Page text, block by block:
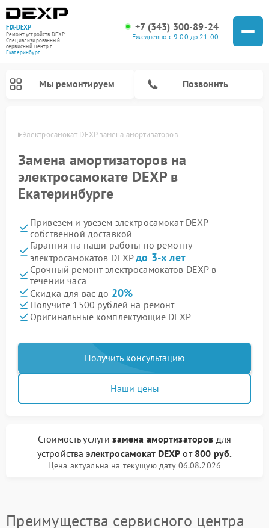
FIX-DEXP
Ремонт устройств DEXP
Специализированный
cервисный центр г.
Екатеринбург
+7 (343) 300-89-24
Ежедневно с 9:00 до 21:00
Мы ремонтируем Позвонить
Электросамокат DEXP замена амортизаторов
Замена амортизаторов на
электросамокате DEXP в
Екатеринбурге
Привезем и увезем электросамокат DEXP
собственной доставкой
Гарантия на наши работы по ремонту
электросамокатов DEXPдо 3-х лет
Срочный ремонт электросамокатов DEXP в
течении часа
Скидка для вас до 20%
Получите 1500 рублей на ремонт
Оригинальные комплектующие DEXP
Получить консультацию
Наши цены
Стоимость услугизамена амортизаторов для
устройстваэлектросамокат DEXP от 800 руб.
Цена актуальна на текущую дату 06.08.2026
Преимущества сервисного центра